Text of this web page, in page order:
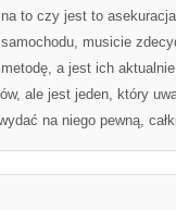
na to czy jest to
samochodu, musicie
metodę, a jest ich
ale jest jeden, który
na niego pewną,